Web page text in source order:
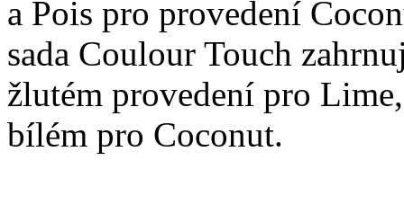
a Pois pro provedení
sada Coulour Touch
žlutém provedení pro
bílém pro Coconut.